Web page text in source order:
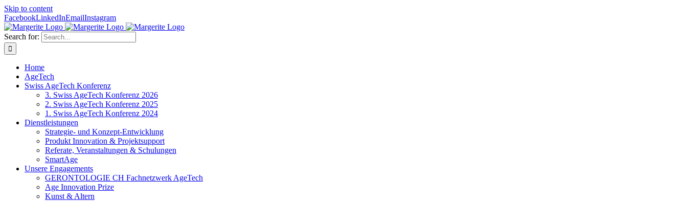
Skip to content
FacebookLinkedInEmailInstagram
Search for:
Home
AgeTech
Swiss AgeTech Konferenz
3. Swiss AgeTech Konferenz 2026
2. Swiss AgeTech Konferenz 2025
1. Swiss AgeTech Konferenz 2024
Dienstleistungen
Strategie- und Konzept-Entwicklung
Produkt Innovation & Projektsupport
Referate, Veranstaltungen & Schulungen
SmartAge
Unsere Engagements
GERONTOLOGIE CH Fachnetzwerk AgeTech
Age Innovation Prize
Kunst & Altern